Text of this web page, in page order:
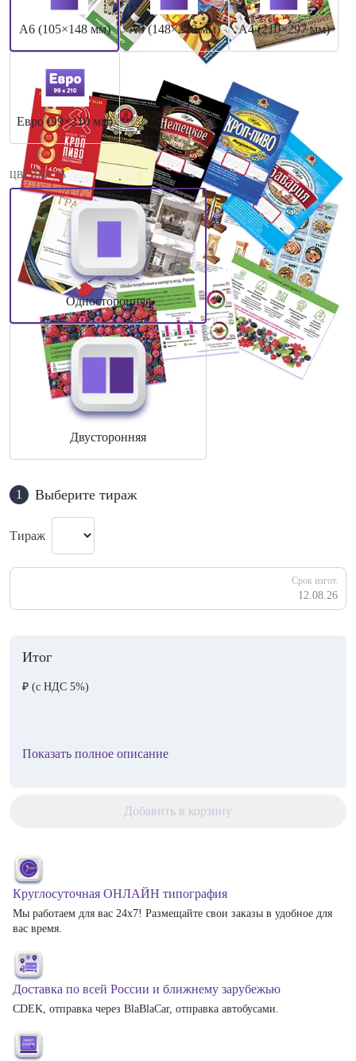
А6 (105×148 мм) А5 (148×210 мм) А4 (210×297 мм)
Евро (99×210 мм)
ЦВЕТНОСТЬ
Односторонняя
Двусторонняя
1 Выберите тираж
Тираж
Срок изгот.
12.08.26
Итог
₽ (с НДС 5%)
Показать полное описание
Добавить в корзину
Круглосуточная ОНЛАЙН типография
Мы работаем для вас 24х7! Размещайте свои заказы в удобное для
вас время.
Доставка по всей России и ближнему зарубежью
CDEK, отправка через BlaBlaCar, отправка автобусами.